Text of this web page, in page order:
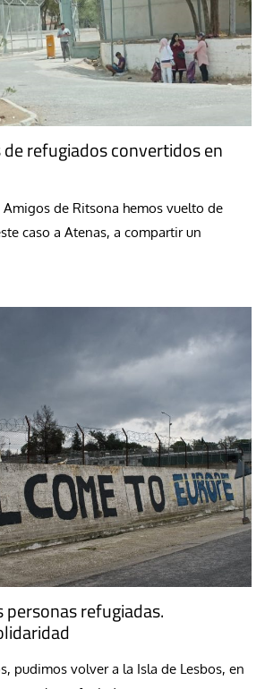
de refugiados convertidos en
de Ritsona hemos vuelto de
caso a Atenas, a compartir un
personas refugiadas.
pudimos volver a la Isla de Lesbos, en